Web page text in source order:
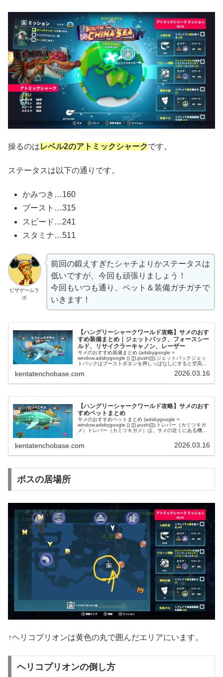
操るのはレベル2のアトミックシャークです。
ステータスは以下の通りです。
かみつき…160
ブースト…315
スピード…241
スタミナ…511
ピザゲームラ
ボ
前回の鍛えすぎたシャチよりかステータスは
低いですが、今回も頑張りましょう！
今回もいつも通り、ペット＆装備ガチガチで
いきます！
【ハングリーシャークワールド攻略】サメのおす
すめ装備まとめ｜ジェットパック、フォースシー
ルド、リサイクラーキャノン、レーザー
サメのおすすめ装備まとめ (adsbygoogle =
window.adsbygoogle || []).push({});ジェットパックジェッ
トパックはブーストボタンを押しっぱなしにすると空高く
kentatenchobase.com 2026.03.16
【ハングリーシャークワールド攻略】サメのおす
すめペットまとめ
サメのおすすめペットまとめ (adsbygoogle =
window.adsbygoogle || []).push({});トレバー（カミツキガ
メ）トレバー（カミツキガメ）は、サメの近くにある機雷
kentatenchobase.com 2026.03.16
ボスの居場所
↑ヘリコプリオンは黄色の丸で囲んだエリアにいます。
ヘリコプリオンの倒し方